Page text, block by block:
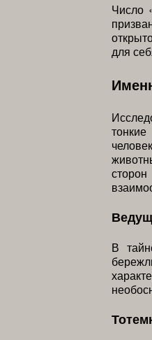
Число
для
В